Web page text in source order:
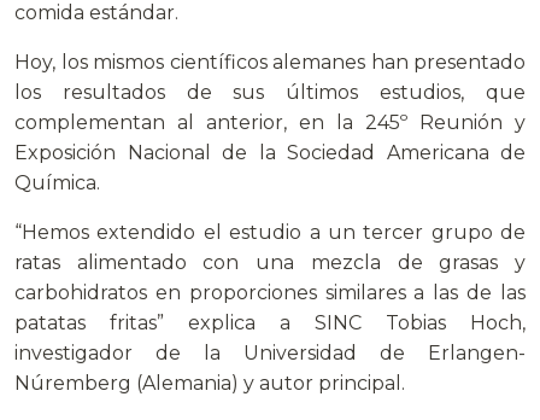
comida estándar.
Hoy, los mismos científicos alemanes han presentado
los resultados de sus últimos estudios, que
complementan al anterior, en la 245º Reunión y
Exposición Nacional de la Sociedad Americana de
Química.
“Hemos extendido el estudio a un tercer grupo de
ratas alimentado con una mezcla de grasas y
carbohidratos en proporciones similares a las de las
patatas fritas” explica a SINC Tobias Hoch,
investigador de la Universidad de Erlangen-
Núremberg (Alemania) y autor principal.